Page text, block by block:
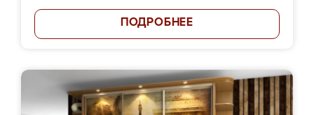
ПОДРОБНЕЕ